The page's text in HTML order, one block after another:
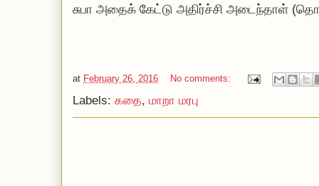
சுபா அதைக் கேட்டு அதிர்ச்சி அடைந்தாள்
at February 26, 2016 No comments:
Labels: கதை, மாறா மரபு